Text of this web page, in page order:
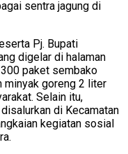
sentra jagung di
Pj. Bupati
digelar di halaman
paket sembako
minyak goreng 2 liter
Selain itu,
di Kecamatan
kegiatan sosial